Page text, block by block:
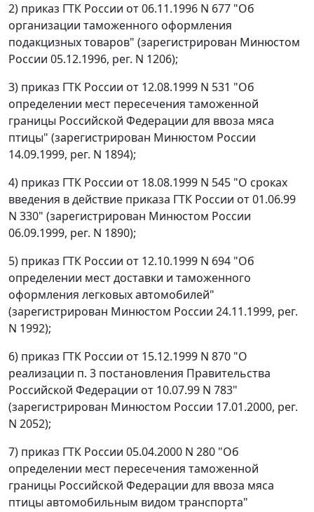
2) приказ ГТК России от 06.11.1996 N 677 "Об
организации таможенного оформления
подакцизных товаров" (зарегистрирован Минюстом
России 05.12.1996, рег. N 1206);
3) приказ ГТК России от 12.08.1999 N 531 "Об
определении мест пересечения таможенной
границы Российской Федерации для ввоза мяса
птицы" (зарегистрирован Минюстом России
14.09.1999, рег. N 1894);
4) приказ ГТК России от 18.08.1999 N 545 "О сроках
введения в действие приказа ГТК России от 01.06.99
N 330" (зарегистрирован Минюстом России
06.09.1999, рег. N 1890);
5) приказ ГТК России от 12.10.1999 N 694 "Об
определении мест доставки и таможенного
оформления легковых автомобилей"
(зарегистрирован Минюстом России 24.11.1999, рег.
N 1992);
6) приказ ГТК России от 15.12.1999 N 870 "О
реализации п. 3 постановления Правительства
Российской Федерации от 10.07.99 N 783"
(зарегистрирован Минюстом России 17.01.2000, рег.
N 2052);
7) приказ ГТК России 05.04.2000 N 280 "Об
определении мест пересечения таможенной
границы Российской Федерации для ввоза мяса
птицы автомобильным видом транспорта"